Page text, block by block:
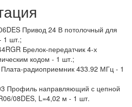
Привод 24 В потолочный для
1 шт.;
Брелок-передатчик 4-х
кодом - 1 шт.;
радиоприемник 433.92 МГц - 1
Профиль направляющий с цепной
08DES, L=4,02 м - 1 шт.